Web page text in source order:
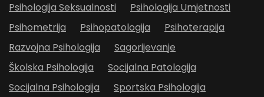
Psihologija Seksualnosti
Psihologija Umjetnosti
Psihometrija
Psihopatologija
Psihoterapija
Razvojna Psihologija
Sagorijevanje
Školska Psihologija
Socijalna Patologija
Socijalna Psihologija
Sportska Psihologija